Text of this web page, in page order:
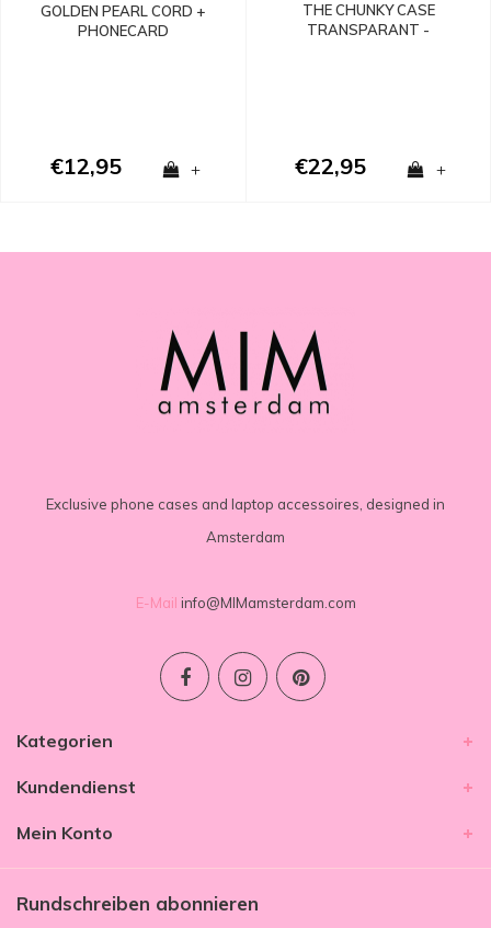
GOLDEN PEARL CORD +
PHONECARD
€12,95 +
THE CHUNKY CASE
TRANSPARANT -
€22,95 +
Exclusive phone cases and laptop accessoires, designed in
Amsterdam
E-Mail info@MIMamsterdam.com
Kategorien
Kundendienst
Mein Konto
Rundschreiben abonnieren